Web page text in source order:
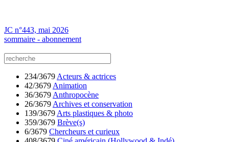
JC n°443, mai 2026
sommaire - abonnement
234/3679 Acteurs & actrices
42/3679 Animation
36/3679 Anthropocène
26/3679 Archives et conservation
139/3679 Arts plastiques & photo
359/3679 Brève(s)
6/3679 Chercheurs et curieux